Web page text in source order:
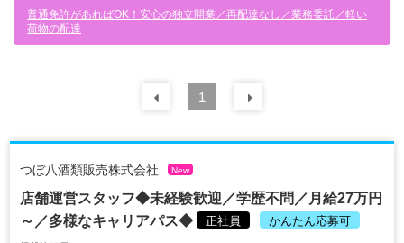
普通免許があればOK！安心の独立開業／再配達なし／業務委託／軽い
荷物の配達
前の 件
1
つぼ八酒類販売株式会社 New
店舗運営スタッフ◆未経験歓迎／学歴不問／月給27万円
～／多様なキャリアパス◆
正社員 かんたん応募可